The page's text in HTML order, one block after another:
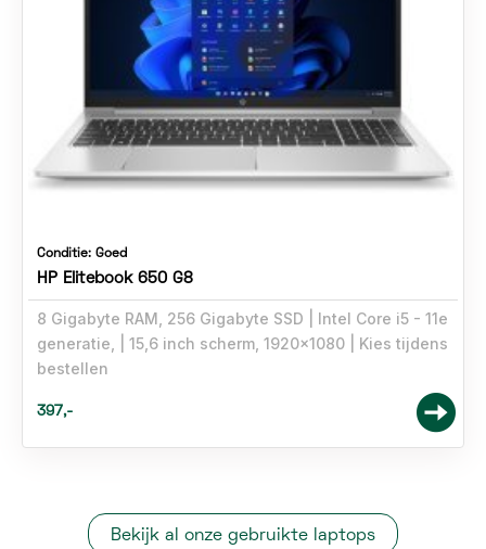
Conditie: Goed
HP Elitebook 650 G8
8 Gigabyte RAM, 256 Gigabyte SSD
Intel Core i5 - 11e
generatie,
15,6 inch scherm, 1920x1080
Kies tijdens
bestellen
397,-
Bekijk al onze gebruikte laptops